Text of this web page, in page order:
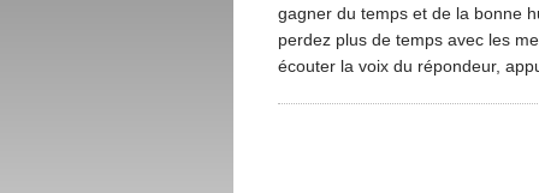
gagner du temps et de la bonne
perdez plus de temps avec les
écouter la voix du répondeur,